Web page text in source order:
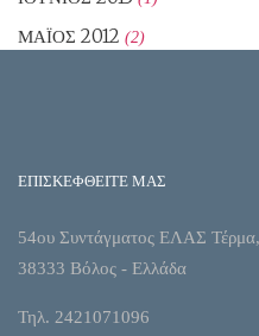
ΜΆΙΟΣ 2012 (2)
ΕΠΙΣΚΕΦΘΕΙΤΕ ΜΑΣ
54ου Συντάγματος ΕΛΑΣ Τέρμα,
38333 Βόλος - Ελλάδα
Τηλ. 2421071096